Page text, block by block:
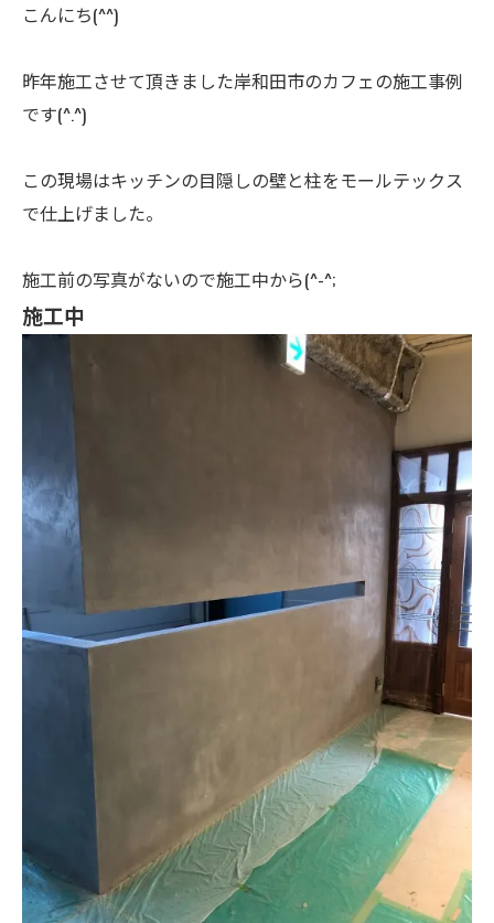
こんにち(^^)
昨年施工させて頂きました岸和田市のカフェの施工事例
です(^.^)
この現場はキッチンの目隠しの壁と柱をモールテックス
で仕上げました。
施工前の写真がないので施工中から(^-^;
施工中